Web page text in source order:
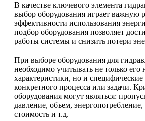
В качестве ключевого элемента
выбор оборудования играет важную
эффективности использования
подбор оборудования позволяет
работы системы и снизить потери
При выборе оборудования для
необходимо учитывать не только
характеристики, но и специфические
конкретного процесса или задачи.
оборудования могут являться:
давление, объем,
стоимость и т.д.